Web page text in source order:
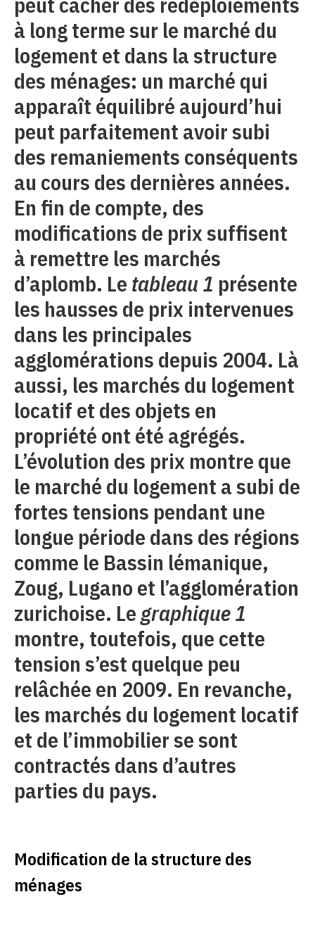
à long terme sur le marché du
logement et dans la structure
des ménages: un marché qui
apparaît équilibré aujourd’hui
peut parfaitement avoir subi
des remaniements conséquents
au cours des dernières années.
En fin de compte, des
modifications de prix suffisent
à remettre les marchés
d’aplomb. Le tableau 1 présente
les hausses de prix intervenues
dans les principales
agglomérations depuis 2004. Là
aussi, les marchés du logement
locatif et des objets en
propriété ont été agrégés.
L’évolution des prix montre que
le marché du logement a subi de
fortes tensions pendant une
longue période dans des régions
comme le Bassin lémanique,
Zoug, Lugano et l’agglomération
zurichoise. Le graphique 1
montre, toutefois, que cette
tension s’est quelque peu
relâchée en 2009. En revanche,
les marchés du logement locatif
et de l’immobilier se sont
contractés dans d’autres
parties du pays.
Modification de la structure des
ménages